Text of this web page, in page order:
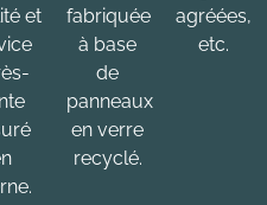
et
fabriquée
à base
de
panneaux
en verre
recyclé.
agréées,
etc.